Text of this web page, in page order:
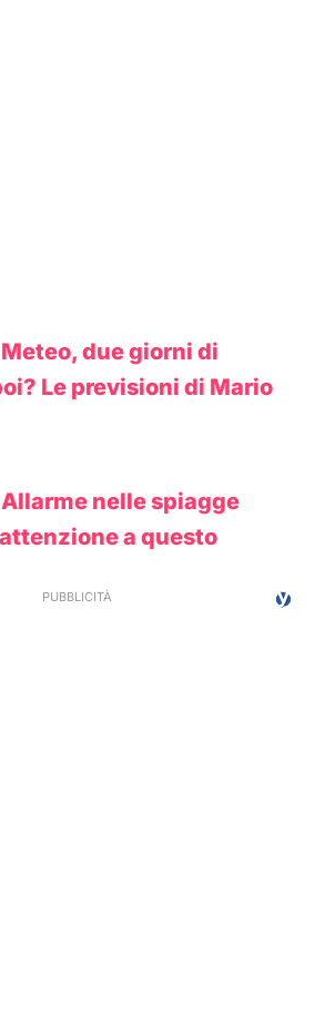
Meteo, due giorni di
Le previsioni di Mario
Allarme nelle spiagge
a questo